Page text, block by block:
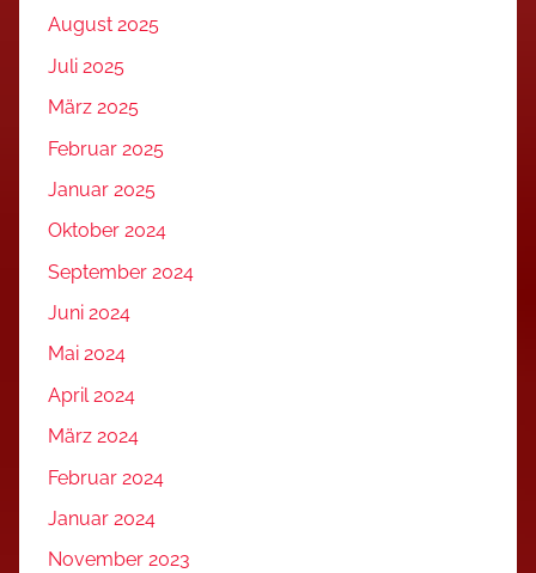
August 2025
Juli 2025
März 2025
Februar 2025
Januar 2025
Oktober 2024
September 2024
Juni 2024
Mai 2024
April 2024
März 2024
Februar 2024
Januar 2024
November 2023